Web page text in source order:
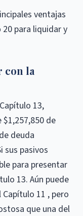
ventajas
para liquidar y
con la
13,
de
deuda
sus pasivos
para presentar
13. Aún puede
11 , pero
que una del